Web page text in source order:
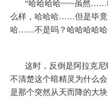
“哈哈哈哈~~~虽然……
么样，哈哈哈……但是毕竟
哈……不是吗？哈哈哈哈哈
这时，反倒是阿拉克
不清楚这个暗精灵为什么
是那个突然从天而降的大